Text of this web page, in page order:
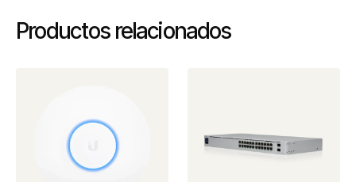
Productos relacionados